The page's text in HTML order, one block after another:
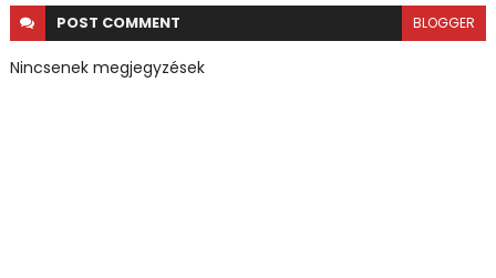
POST COMMENT BLOGGER
Nincsenek megjegyzések